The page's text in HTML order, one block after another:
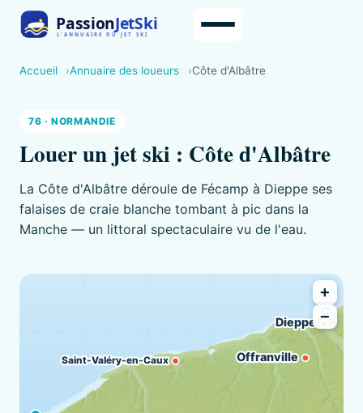
Accueil Annuaire des loueurs Côte d'Albâtre
76 · NORMANDIE
Louer un jet ski : Côte d'Albâtre
La Côte d'Albâtre déroule de Fécamp à Dieppe ses
falaises de craie blanche tombant à pic dans la
Manche — un littoral spectaculaire vu de l'eau.
+
−
Dieppe
Offranville
Saint-Valéry-en-Caux